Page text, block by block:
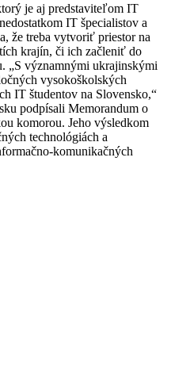
je aj predstaviteľom IT
IT špecialistov a
že treba vytvoriť priestor na
krajín, či ich začleniť do
„S významnými ukrajinskými
vysokoškolských
IT študentov na Slovensko,“
podpísali Memorandum o
komorou. Jeho výsledkom
technológiách a
komunikačných